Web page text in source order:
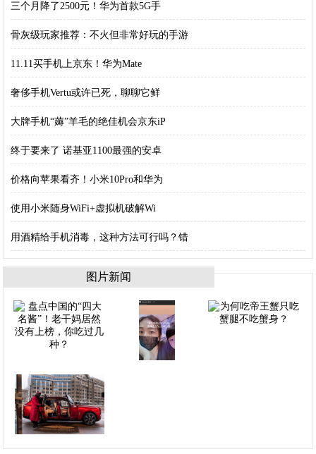
三个月降了2500元！华为首款5G手
骨灰级玩家推荐：不火但非常好玩的手游
11.11买手机上京东！华为Mate
奢侈手机Vertu或许已死，聊聊它鲜
大牌手机“薅”羊毛的绝佳机会京东iP
终于要来了 诺基亚1100最强的安卓
价格向苹果看齐！小米10Pro和华为
使用小米随身WiFi+虚拟机破解Wi
用酒精给手机消毒，这种方法可行吗？错
图片新闻